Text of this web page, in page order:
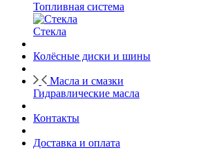
Топливная система
Стекла
Колёсные диски и шины
Масла и смазки
Гидравлические масла
Контакты
Доставка и оплата